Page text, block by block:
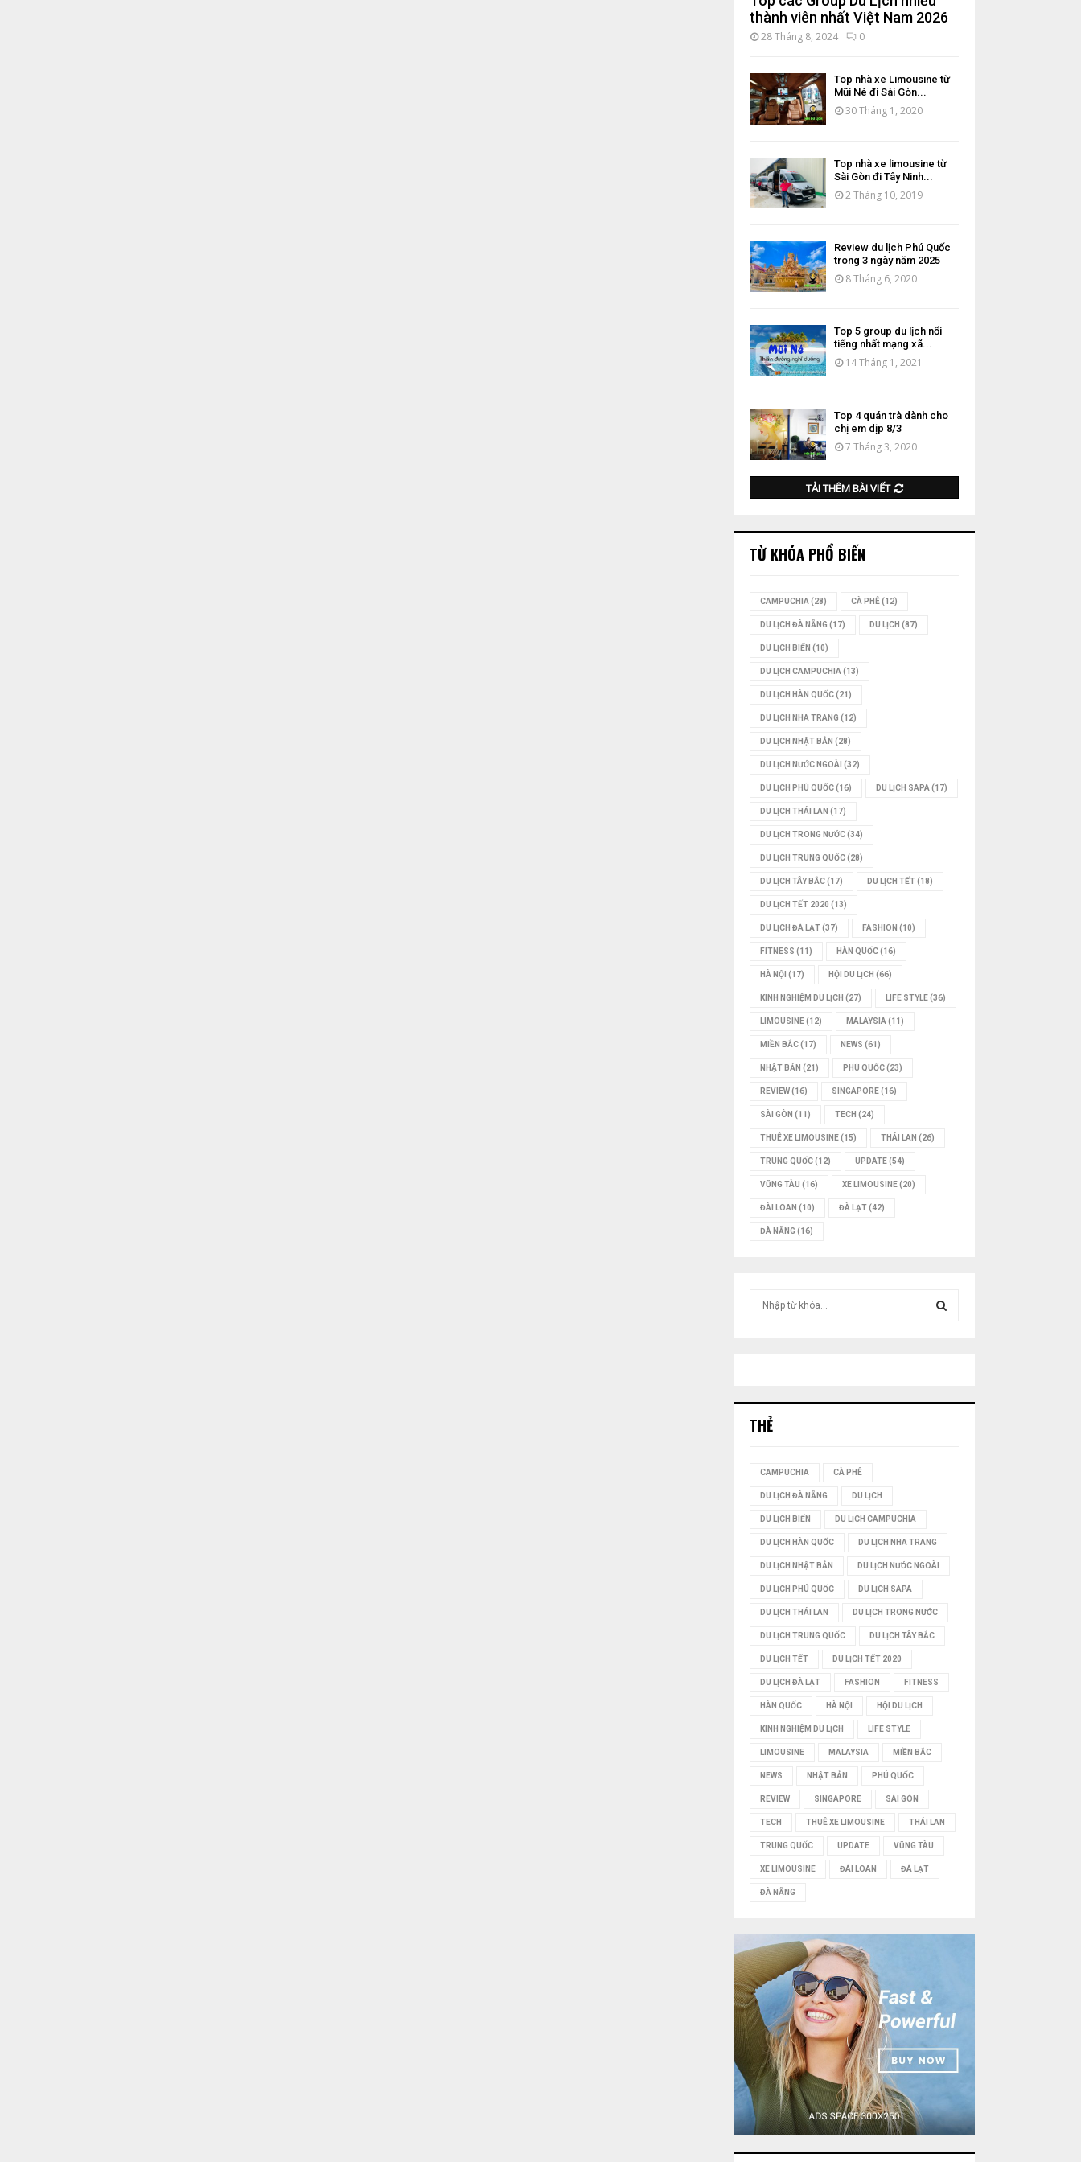
thành viên nhất Việt Nam 2026
28 Tháng 8, 2024 0
Top nhà xe Limousine từ
Mũi Né đi Sài Gòn...
30 Tháng 1, 2020
Top nhà xe limousine từ
Sài Gòn đi Tây Ninh...
2 Tháng 10, 2019
Review du lịch Phú Quốc
trong 3 ngày năm 2025
8 Tháng 6, 2020
Top 5 group du lịch nổi
tiếng nhất mạng xã...
14 Tháng 1, 2021
Top 4 quán trà dành cho
chị em dịp 8/3
7 Tháng 3, 2020
TẢI THÊM BÀI VIẾT
TỪ KHÓA PHỔ BIẾN
CAMPUCHIA (28) CÀ PHÊ(12)
DU LỊCH ĐÀ NẴNG (17) DU LỊCH (87)
DU LỊCH BIỂN (10)
DU LỊCH CAMPUCHIA (13)
DU LỊCH HÀN QUỐC(21)
DU LỊCH NHA TRANG (12)
DU LỊCH NHẬT BẢN (28)
DU LỊCH NƯỚC NGOÀI (32)
DU LỊCH PHÚ QUỐC(16) DU LỊCH SAPA (17)
DU LỊCH THÁI LAN (17)
DU LỊCH TRONG NƯỚC(34)
DU LỊCH TRUNG QUỐC(28)
DU LỊCH TÂY BẮC(17) DU LỊCH TẾT(18)
DU LỊCH TẾT 2020 (13)
DU LỊCH ĐÀ LẠT(37) FASHION (10)
FITNESS (11) HÀN QUỐC(16)
HÀ NỘI (17) HỘI DU LỊCH (66)
KINH NGHIỆM DU LỊCH (27) LIFE STYLE(36)
LIMOUSINE(12) MALAYSIA (11)
MIỀN BẮC(17) NEWS (61)
NHẬT BẢN (21) PHÚ QUỐC(23)
REVIEW(16) SINGAPORE(16)
SÀI GÒN (11) TECH (24)
THUÊ XE LIMOUSINE(15) THÁI LAN (26)
TRUNG QUỐC(12) UPDATE(54)
VŨNG TÀU (16) XE LIMOUSINE(20)
ĐÀI LOAN (10) ĐÀ LẠT(42)
ĐÀ NẴNG (16)
M
THẺ
CAMPUCHIA CÀ PHÊ
DU LỊCH ĐÀ NẴNG DU LỊCH
DU LỊCH BIỂN DU LỊCH CAMPUCHIA
DU LỊCH HÀN QUỐC DU LỊCH NHA TRANG
DU LỊCH NHẬT BẢN DU LỊCH NƯỚC NGOÀI
DU LỊCH PHÚ QUỐC DU LỊCH SAPA
DU LỊCH THÁI LAN DU LỊCH TRONG NƯỚC
DU LỊCH TRUNG QUỐC DU LỊCH TÂY BẮC
DU LỊCH TẾT DU LỊCH TẾT 2020
DU LỊCH ĐÀ LẠT FASHION FITNESS
HÀN QUỐC HÀ NỘI HỘI DU LỊCH
KINH NGHIỆM DU LỊCH LIFE STYLE
LIMOUSINE MALAYSIA MIỀN BẮC
NEWS NHẬT BẢN PHÚ QUỐC
REVIEW SINGAPORE SÀI GÒN
TECH THUÊ XE LIMOUSINE THÁI LAN
TRUNG QUỐC UPDATE VŨNG TÀU
XE LIMOUSINE ĐÀI LOAN ĐÀ LẠT
ĐÀ NẴNG